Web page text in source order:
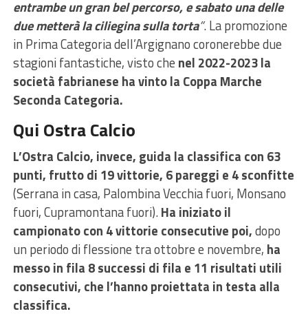
entrambe un gran bel percorso, e sabato una delle
due metterà la ciliegina sulla torta”. La promozione
in Prima Categoria dell’Argignano coronerebbe due
stagioni fantastiche, visto che nel 2022-2023la
società fabrianese ha vinto la Coppa Marche
Seconda Categoria.
Qui Ostra Calcio
L’Ostra Calcio, invece, guida la classifica con 63
punti, frutto di 19 vittorie, 6 pareggi e 4 sconfitte
(Serrana in casa, Palombina Vecchia fuori, Monsano
fuori, Cupramontana fuori).Ha iniziato il
campionato con 4 vittorie consecutive poi,dopo
un periodo di flessione tra ottobre e novembre, ha
messo in fila 8 successi di fila e 11 risultati utili
consecutivi, che l’hanno proiettata in testa alla
classifica.